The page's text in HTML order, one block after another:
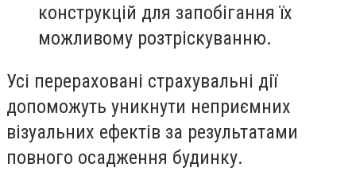
конструкцій для запобігання їх
можливому розтріскуванню.
Усі перераховані страхувальні дії
допоможуть уникнути неприємних
візуальних ефектів за результатами
повного осадження будинку.